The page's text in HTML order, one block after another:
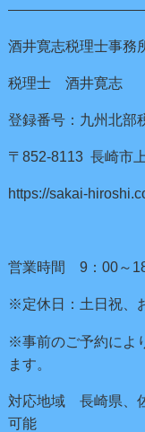
酒井寛志税理士事務
税理士 酒井寛志
登録番号：九州北部
〒852-8113 長崎市
https://sakai-
営業時間 9：00～
※定休日：土日祝、
※事前のご予約によ
ます。
対応地域 長崎県、
可能